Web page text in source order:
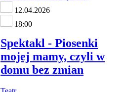
12.04.2026
18:00
Spektakl - Piosenki
mojej mamy, czyli w
domu bez zmian